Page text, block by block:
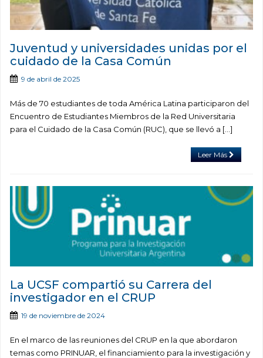
Juventud y universidades unidas por el
cuidado de la Casa Común
9 de abril de 2025
Más de 70 estudiantes de toda América Latina participaron del
Encuentro de Estudiantes Miembros de la Red Universitaria
para el Cuidado de la Casa Común (RUC), que se llevó a […]
Leer Más
La UCSF compartió su Carrera del
investigador en el CRUP
19 de noviembre de 2024
En el marco de las reuniones del CRUP en la que abordaron
temas como PRINUAR, el financiamiento para la investigación y